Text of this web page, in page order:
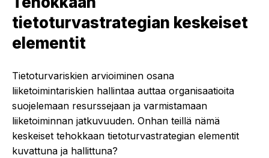
tietoturvastrategian keskeiset
elementit
Tietoturvariskien arvioiminen osana
liiketoimintariskien hallintaa auttaa organisaatioita
suojelemaan resurssejaan ja varmistamaan
liiketoiminnan jatkuvuuden. Onhan teillä nämä
keskeiset tehokkaan tietoturvastrategian elementit
kuvattuna ja hallittuna?